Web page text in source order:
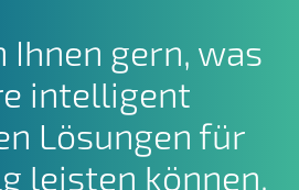
Ihnen gern, was
intelligent
Lösungen für
leisten können.